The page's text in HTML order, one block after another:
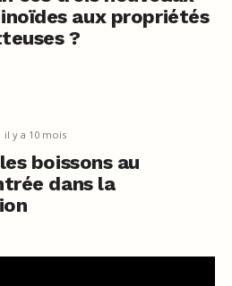
aux propriétés
?
il y a 10 mois
boissons au
dans la